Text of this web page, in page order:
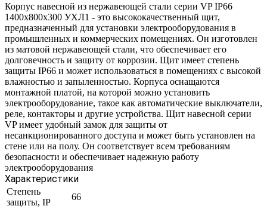
Корпус навесной из нержавеющей стали серии VP IP66
1400х800х300 УХЛ1 - это высококачественный щит,
предназначенный для установки электрооборудования в
промышленных и коммерческих помещениях. Он изготовлен
из матовой нержавеющей стали, что обеспечивает его
долговечность и защиту от коррозии. Щит имеет степень
защиты IP66 и может использоваться в помещениях с высокой
влажностью и запыленностью. Корпуса оснащаются
монтажной платой, на которой можно установить
электрооборудование, такое как автоматические выключатели,
реле, контакторы и другие устройства. Щит навесной серии
VP имеет удобный замок для защиты от
несанкционированного доступа и может быть установлен на
стене или на полу. Он соответствует всем требованиям
безопасности и обеспечивает надежную работу
электрооборудования
Характеристики
Степень
защиты, IP
66